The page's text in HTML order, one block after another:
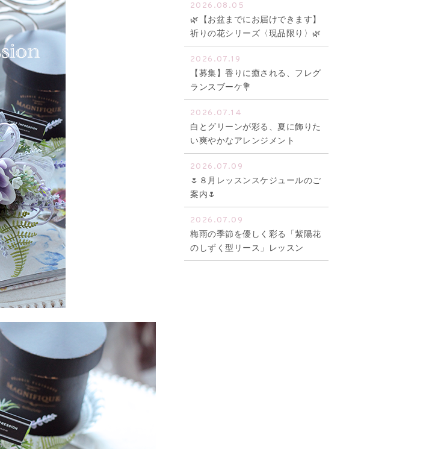
2026.08.05
🌿【お盆までにお届けできます】
祈りの花シリーズ〈現品限り〉🌿
2026.07.19
【募集】香りに癒される、フレグ
ランスブーケ💐
2026.07.14
白とグリーンが彩る、夏に飾りた
い爽やかなアレンジメント
2026.07.09
🌷８月レッスンスケジュールのご
案内🌷
2026.07.09
梅雨の季節を優しく彩る「紫陽花
のしずく型リース」レッスン